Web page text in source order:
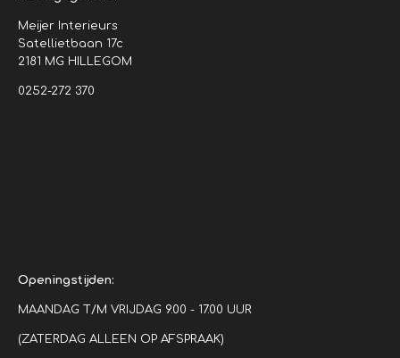
Meijer Interieurs
Satellietbaan 17c
2181 MG HILLEGOM
0252-272 370
Openingstijden:
MAANDAG T/M VRIJDAG 9.00 - 17.00 UUR
(ZATERDAG ALLEEN OP AFSPRAAK)